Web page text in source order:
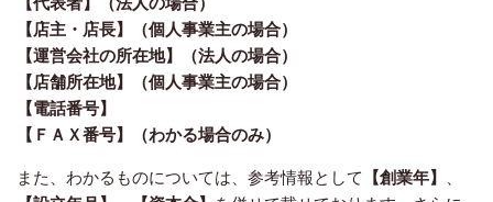
【店主・店長】（個人事業主の場合）
【運営会社の所在地】（法人の場合）
【店舗所在地】（個人事業主の場合）
【電話番号】
【ＦＡＸ番号】（わかる場合のみ）
また、わかるものについては、参考情報として 【創業年】